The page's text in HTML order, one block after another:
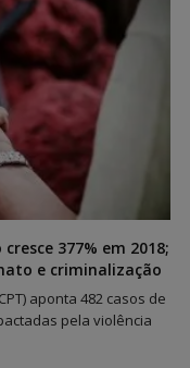
377% em 2018;
e criminalização
aponta 482 casos de
pela violência